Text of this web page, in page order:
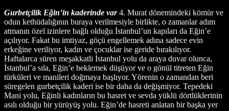
Gurbetçilik Eğin’in kaderinde var4. Murat dönemindeki kömür ve
odun kethüdalığının buraya verilmesiyle birlikte, o zamanlar adım
atmanın özel izinlere bağlı olduğu İstanbul’un kapıları da Eğin’e
açılıyor. Fakat bu imtiyaz, göçü engellemek adına sadece evin
erkeğine veriliyor, kadın ve çocuklar ise geride bırakılıyor.
Haftalarca süren meşakkatli İstanbul yolu da araya duvar olunca,
İstanbul’a sıla, Eğin’e beklemek düşüyor ve o gönül titreten Eğin
türküleri ve manileri doğmaya başlıyor. Yörenin o zamandan beri
süregelen gurbetçilik kaderi ise bir daha da değişmiyor. Tepedeki
Mani yolu, Eğinli kadınların bu hasret ve sevda yüklü dörtlüklerinin
asılı olduğu bir yürüyüş yolu. Eğin’de hasreti anlatan bir başka yer